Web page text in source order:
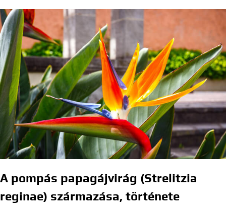
A pompás papagájvirág (Strelitzia
reginae) származása, története